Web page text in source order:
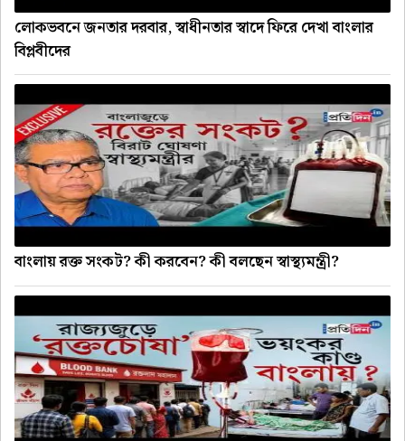
লোকভবনে জনতার দরবার, স্বাধীনতার স্বাদে ফিরে দেখা বাংলার
বিপ্লবীদের
বাংলায় রক্ত সংকট? কী করবেন? কী বলছেন স্বাস্থ্যমন্ত্রী?